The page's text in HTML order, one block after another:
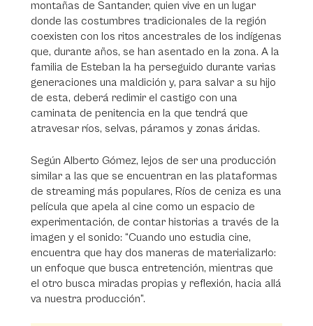
montañas de Santander, quien vive en un lugar
donde las costumbres tradicionales de la región
coexisten con los ritos ancestrales de los indígenas
que, durante años, se han asentado en la zona. A la
familia de Esteban la ha perseguido durante varias
generaciones una maldición y, para salvar a su hijo
de esta, deberá redimir el castigo con una
caminata de penitencia en la que tendrá que
atravesar ríos, selvas, páramos y zonas áridas.
Según Alberto Gómez, lejos de ser una producción
similar a las que se encuentran en las plataformas
de streaming más populares, Ríos de ceniza es una
película que apela al cine como un espacio de
experimentación, de contar historias a través de la
imagen y el sonido: “Cuando uno estudia cine,
encuentra que hay dos maneras de materializarlo:
un enfoque que busca entretención, mientras que
el otro busca miradas propias y reflexión, hacia allá
va nuestra producción”.